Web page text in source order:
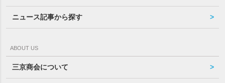
ニュース記事から探す
ABOUT US
三京商会について